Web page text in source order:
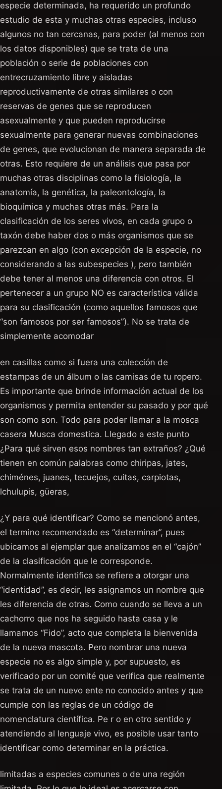
especie determinada, ha requerido un profundo
estudio de esta y muchas otras especies, incluso
algunos no tan cercanas, para poder (al menos con
los datos disponibles) que se trata de una
población o serie de poblaciones con
entrecruzamiento libre y aisladas
reproductivamente de otras similares o con
reservas de genes que se reproducen
asexualmente y que pueden reproducirse
sexualmente para generar nuevas combinaciones
de genes, que evolucionan de manera separada de
otras. Esto requiere de un análisis que pasa por
muchas otras disciplinas como la fisiología, la
anatomía, la genética, la paleontología, la
bioquímica y muchas otras más. Para la
clasificación de los seres vivos, en cada grupo o
taxón debe haber dos o más organismos que se
parezcan en algo (con excepción de la especie, no
considerando a las subespecies ), pero también
debe tener al menos una diferencia con otros. El
pertenecer a un grupo NO es característica válida
para su clasificación (como aquellos famosos que
“son famosos por ser famosos”). No se trata de
simplemente acomodar
en casillas como si fuera una colección de
estampas de un álbum o las camisas de tu ropero.
Es importante que brinde información actual de los
organismos y permita entender su pasado y por qué
son como son. Todo para poder llamar a la mosca
casera Musca domestica. Llegado a este punto
¿Para qué sirven esos nombres tan extraños? ¿Qué
tienen en común palabras como chiripas, jates,
chiménes, juanes, tecuejos, cuitas, carpiotas,
lchulupis, güeras,
¿Y para qué identificar? Como se mencionó antes,
el termino recomendado es “determinar”, pues
ubicamos al ejemplar que analizamos en el “cajón”
de la clasificación que le corresponde.
Normalmente identifica se refiere a otorgar una
“identidad”, es decir, les asignamos un nombre que
les diferencia de otras. Como cuando se lleva a un
cachorro que nos ha seguido hasta casa y le
llamamos “Fido”, acto que completa la bienvenida
de la nueva mascota. Pero nombrar una nueva
especie no es algo simple y, por supuesto, es
verificado por un comité que verifica que realmente
se trata de un nuevo ente no conocido antes y que
cumple con las reglas de un código de
nomenclatura científica. Pe r o en otro sentido y
atendiendo al lenguaje vivo, es posible usar tanto
identificar como determinar en la práctica.
limitadas a especies comunes o de una región